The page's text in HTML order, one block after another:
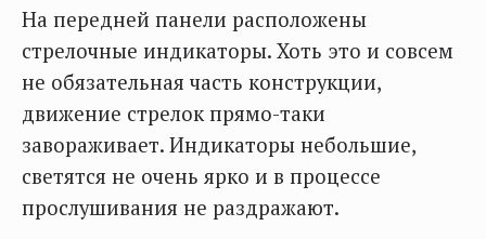
На передней панели расположены
стрелочные индикаторы. Хоть это и совсем
не обязательная часть конструкции,
движение стрелок прямо-таки
завораживает. Индикаторы небольшие,
светятся не очень ярко и в процессе
прослушивания не раздражают.